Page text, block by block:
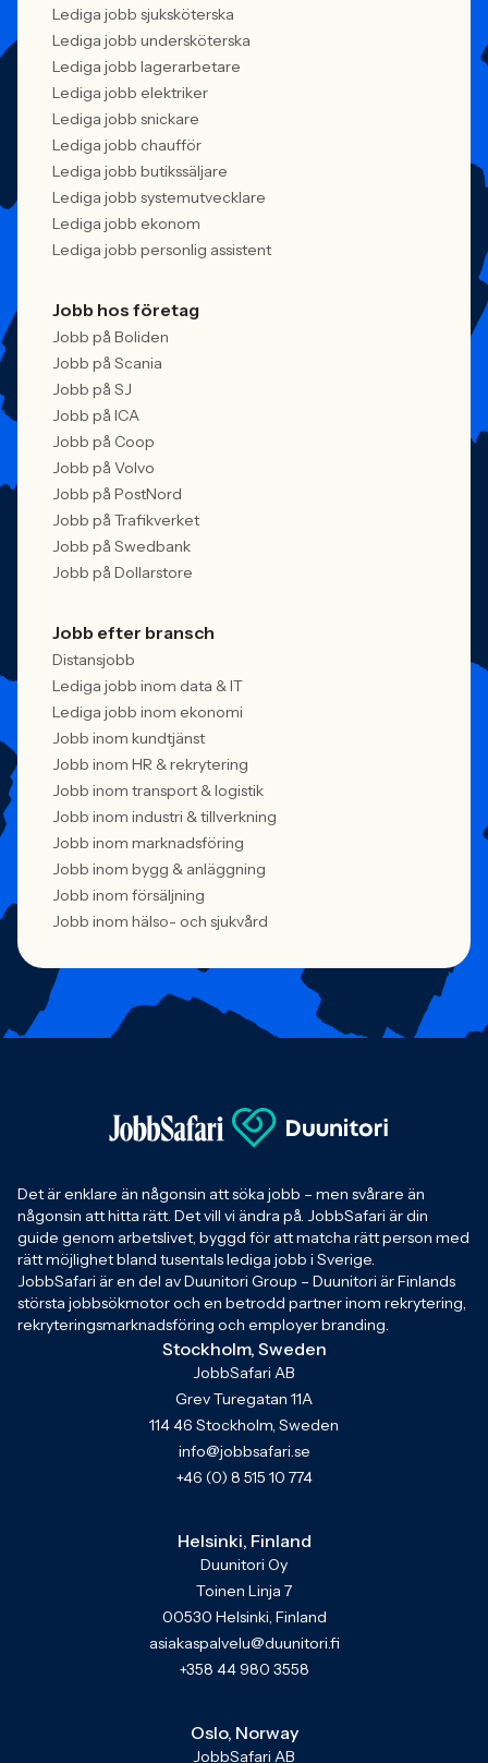
Lediga jobb sjuksköterska
Lediga jobb undersköterska
Lediga jobb lagerarbetare
Lediga jobb elektriker
Lediga jobb snickare
Lediga jobb chaufför
Lediga jobb butikssäljare
Lediga jobb systemutvecklare
Lediga jobb ekonom
Lediga jobb personlig assistent
Jobb hos företag
Jobb på Boliden
Jobb på Scania
Jobb på SJ
Jobb på ICA
Jobb på Coop
Jobb på Volvo
Jobb på PostNord
Jobb på Trafikverket
Jobb på Swedbank
Jobb på Dollarstore
Jobb efter bransch
Distansjobb
Lediga jobb inom data & IT
Lediga jobb inom ekonomi
Jobb inom kundtjänst
Jobb inom HR & rekrytering
Jobb inom transport & logistik
Jobb inom industri & tillverkning
Jobb inom marknadsföring
Jobb inom bygg & anläggning
Jobb inom försäljning
Jobb inom hälso- och sjukvård
Det är enklare än någonsin att söka jobb – men svårare än
någonsin att hitta rätt. Det vill vi ändra på. JobbSafari är din
guide genom arbetslivet, byggd för att matcha rätt person med
rätt möjlighet bland tusentals lediga jobb i Sverige.
JobbSafari är en del av Duunitori Group – Duunitori är Finlands
största jobbsökmotor och en betrodd partner inom rekrytering,
rekryteringsmarknadsföring och employer branding.
Stockholm, Sweden
JobbSafari AB
Grev Turegatan 11A
114 46 Stockholm, Sweden
info@jobbsafari.se
+46 (0) 8 515 10 774
Helsinki, Finland
Duunitori Oy
Toinen Linja 7
00530 Helsinki, Finland
asiakaspalvelu@duunitori.fi
+358 44 980 3558
Oslo, Norway
JobbSafari AB